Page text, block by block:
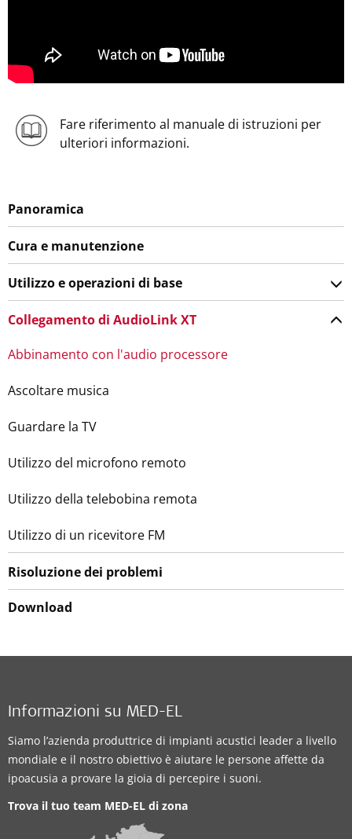
Fare riferimento al manuale di istruzioni per
ulteriori informazioni.
Panoramica
Cura e manutenzione
Utilizzo e operazioni di base
Collegamento di AudioLink XT
Abbinamento con l'audio processore
Ascoltare musica
Guardare la TV
Utilizzo del microfono remoto
Utilizzo della telebobina remota
Utilizzo di un ricevitore FM
Risoluzione dei problemi
Download
Informazioni su MED-EL
Siamo l’azienda produttrice di impianti acustici leader a livello
mondiale e il nostro obiettivo è aiutare le persone affette da
ipoacusia a provare la gioia di percepire i suoni.
Trova il tuo team MED-EL di zona